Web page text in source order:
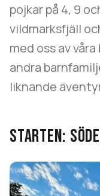
pojkar på 4, 9
vildmarksfjäll
med oss av
andra
liknande
STARTEN: